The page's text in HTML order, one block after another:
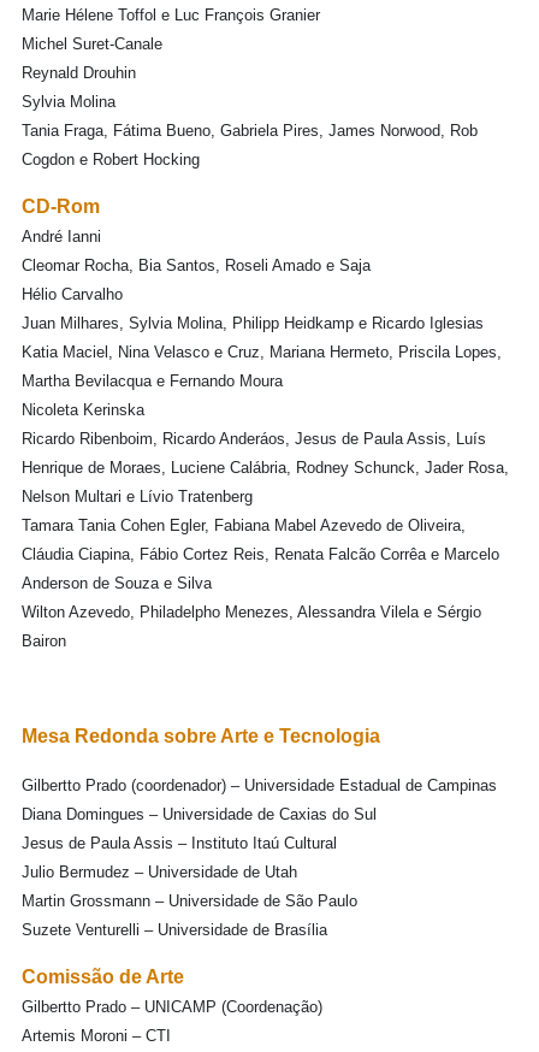
Marie Hélene Toffol e Luc François Granier
Michel Suret-Canale
Reynald Drouhin
Sylvia Molina
Tania Fraga, Fátima Bueno, Gabriela Pires, James Norwood, Rob
Cogdon e Robert Hocking
CD-Rom
André Ianni
Cleomar Rocha, Bia Santos, Roseli Amado e Saja
Hélio Carvalho
Juan Milhares, Sylvia Molina, Philipp Heidkamp e Ricardo Iglesias
Katia Maciel, Nina Velasco e Cruz, Mariana Hermeto, Priscila Lopes,
Martha Bevilacqua e Fernando Moura
Nicoleta Kerinska
Ricardo Ribenboim, Ricardo Anderáos, Jesus de Paula Assis, Luís
Henrique de Moraes, Luciene Calábria, Rodney Schunck, Jader Rosa,
Nelson Multari e Lívio Tratenberg
Tamara Tania Cohen Egler, Fabiana Mabel Azevedo de Oliveira,
Cláudia Ciapina, Fábio Cortez Reis, Renata Falcão Corrêa e Marcelo
Anderson de Souza e Silva
Wilton Azevedo, Philadelpho Menezes, Alessandra Vilela e Sérgio
Bairon
Mesa Redonda sobre Arte e Tecnologia
Gilbertto Prado (coordenador) – Universidade Estadual de Campinas
Diana Domingues – Universidade de Caxias do Sul
Jesus de Paula Assis – Instituto Itaú Cultural
Julio Bermudez – Universidade de Utah
Martin Grossmann – Universidade de São Paulo
Suzete Venturelli – Universidade de Brasília
Comissão de Arte
Gilbertto Prado – UNICAMP (Coordenação)
Artemis Moroni – CTI